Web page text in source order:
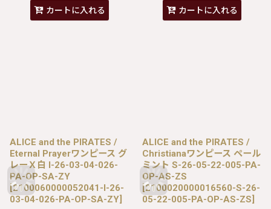
カートに入れる カートに入れる
ALICE and the PIRATES /
Eternal Prayerワンピース グ
レーＸ白 I-26-03-04-026-
PA-OP-SA-ZY
[2100060000052041-I-26-
03-04-026-PA-OP-SA-ZY]
ALICE and the PIRATES /
Christianaワンピース ペール
ミント S-26-05-22-005-PA-
OP-AS-ZS
[2100020000016560-S-26-
05-22-005-PA-OP-AS-ZS]